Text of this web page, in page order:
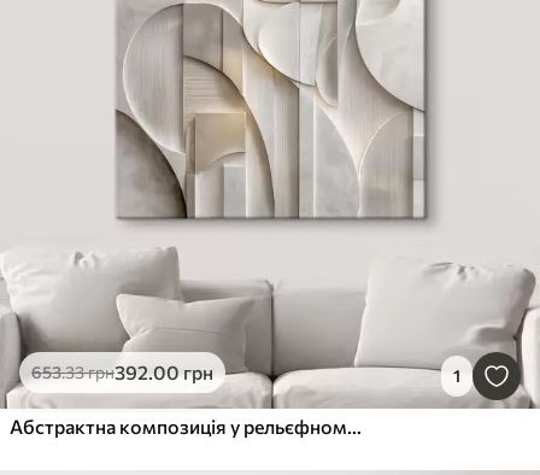
653.33грн392.00 грн 1
Абстрактна композиція у рельєфному стилі, що імітує форми та шари у ніжних сіро-бежевих тонах